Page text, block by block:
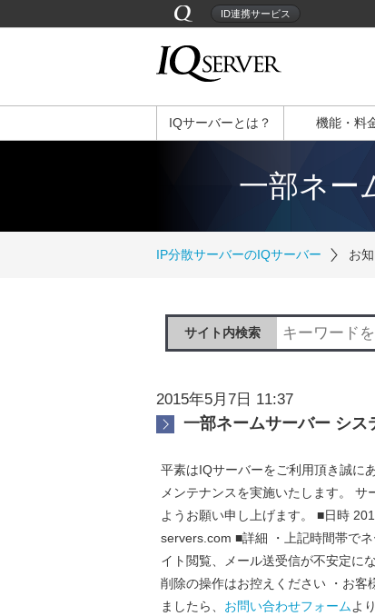
ID連携サービス
IQサーバーとは？ 機能・料
一部ネー
IP分散サーバーのIQサーバー お
サイト内検索
2015年5月7日 11:37
一部ネームサーバー シ
平素はIQサーバーをご利用頂き誠に
メンテナンスを実施いたします。
ようお願い申し上げます。 ■日時
servers.com ■詳細 ・上記時間帯で
イト閲覧、メール送受信が不安定に
削除の操作はお控えください ・お客
ましたら、 お問い合わせフォームよ